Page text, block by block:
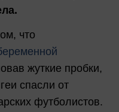
что
жуткие пробки,
спасли от
футболистов.